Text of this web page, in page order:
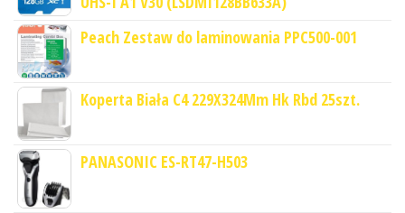
Peach Zestaw do laminowania PPC500-001
Koperta Biała C4 229X324Mm Hk Rbd 25szt.
PANASONIC ES-RT47-H503